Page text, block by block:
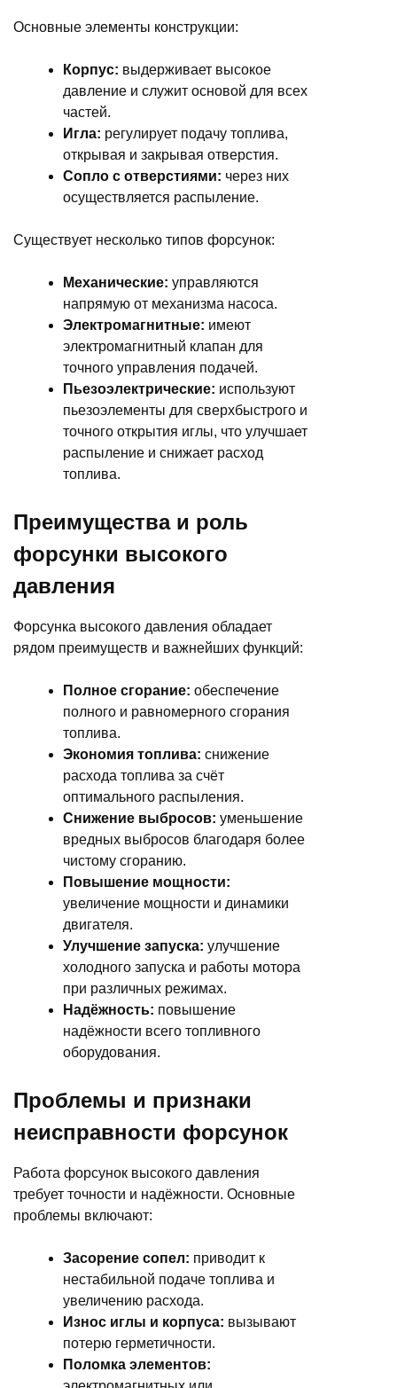
Основные элементы конструкции:
Корпус: выдерживает высокое
давление и служит основой для всех
частей.
Игла: регулирует подачу топлива,
открывая и закрывая отверстия.
Сопло с отверстиями: через них
осуществляется распыление.
Существует несколько типов форсунок:
Механические: управляются
напрямую от механизма насоса.
Электромагнитные: имеют
электромагнитный клапан для
точного управления подачей.
Пьезоэлектрические: используют
пьезоэлементы для сверхбыстрого и
точного открытия иглы, что улучшает
распыление и снижает расход
топлива.
Преимущества и роль
форсунки высокого
давления
Форсунка высокого давления обладает
рядом преимуществ и важнейших функций:
Полное сгорание: обеспечение
полного и равномерного сгорания
топлива.
Экономия топлива: снижение
расхода топлива за счёт
оптимального распыления.
Снижение выбросов: уменьшение
вредных выбросов благодаря более
чистому сгоранию.
Повышение мощности:
увеличение мощности и динамики
двигателя.
Улучшение запуска: улучшение
холодного запуска и работы мотора
при различных режимах.
Надёжность: повышение
надёжности всего топливного
оборудования.
Проблемы и признаки
неисправности форсунок
Работа форсунок высокого давления
требует точности и надёжности. Основные
проблемы включают:
Засорение сопел: приводит к
нестабильной подаче топлива и
увеличению расхода.
Износ иглы и корпуса: вызывают
потерю герметичности.
Поломка элементов: